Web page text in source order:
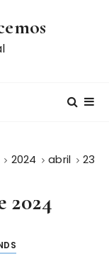
2024 abril 23
2024